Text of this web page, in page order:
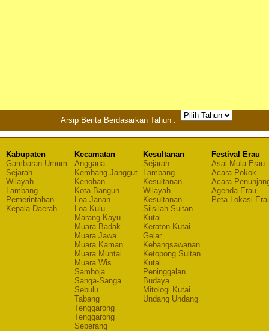
Arsip Berita Berdasarkan Tahun :
Kabupaten
Gambaran Umum
Sejarah
Wilayah
Lambang
Pemerintahan
Kepala Daerah
Kecamatan
Anggana
Kembang Janggut
Kenohan
Kota Bangun
Loa Janan
Loa Kulu
Marang Kayu
Muara Badak
Muara Jawa
Muara Kaman
Muara Muntai
Muara Wis
Samboja
Sanga-Sanga
Sebulu
Tabang
Tenggarong
Tenggarong
Seberang
Kesultanan
Sejarah
Lambang
Kesultanan
Wilayah
Kesultanan
Silsilah Sultan
Kutai
Keraton Kutai
Gelar
Kebangsawanan
Ketopong Sultan
Kutai
Peninggalan
Budaya
Mitologi Kutai
Undang Undang
Festival Erau
Asal Mula Erau
Acara Pokok
Acara
Agenda Erau
Peta Lokasi